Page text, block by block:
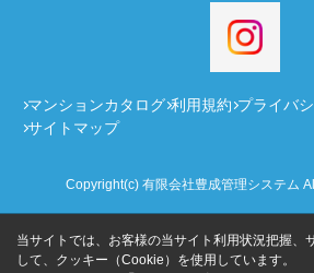
マンションカタログ 利用規約 プライバ
サイトマップ
Copyright(c) 有限会社豊成管理システム
当サイトでは、お客様の当サイト利用状況把握、
して、クッキー（Cookie）を使用しています。